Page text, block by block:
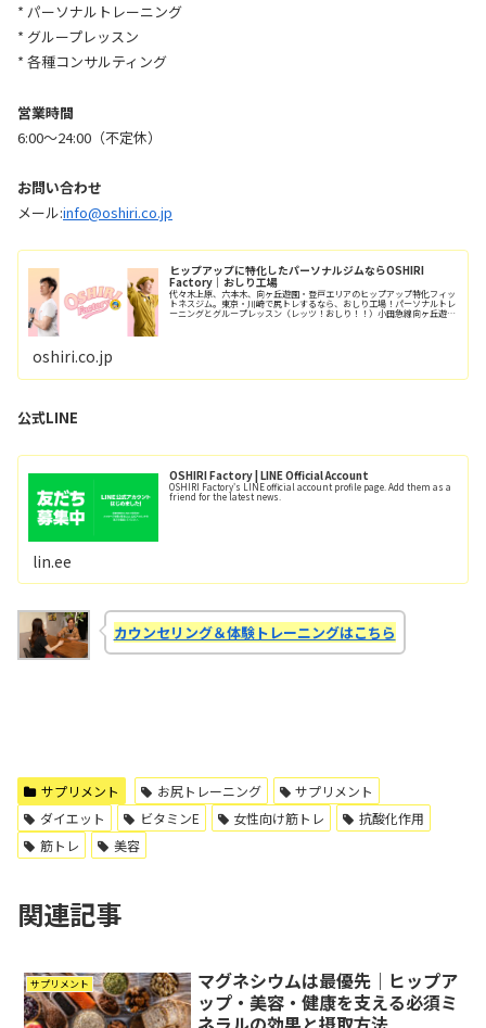
* パーソナルトレーニング
* グループレッスン
* 各種コンサルティング
営業時間
6:00〜24:00（不定休）
お問い合わせ
メール:info@oshiri.co.jp
ヒップアップに特化したパーソナルジムならOSHIRI
Factory｜おしり工場
代々木上原、六本木、向ヶ丘遊園・登戸エリアのヒップアップ特化フィッ
トネスジム。東京・川崎で尻トレするなら、おしり工場！パーソナルトレ
ーニングとグループレッスン（レッツ！おしり！！）小田急線向ヶ丘遊園
oshiri.co.jp
公式LINE
OSHIRI Factory | LINE Official Account
OSHIRI Factory's LINE official account profile page. Add them as a
friend for the latest news.
lin.ee
カウンセリング＆体験トレーニングはこちら
サプリメント お尻トレーニング
サプリメント
ダイエット
ビタミンE 女性向け筋トレ
抗酸化作用
筋トレ
美容
関連記事
サプリメント
マグネシウムは最優先｜ヒップア
ップ・美容・健康を支える必須ミ